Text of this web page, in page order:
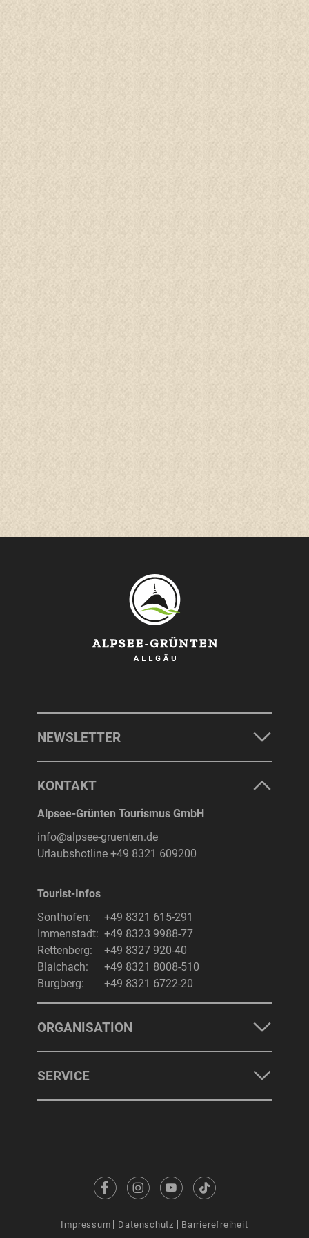
NEWSLETTER
KONTAKT
Alpsee-Grünten Tourismus GmbH
info@alpsee-gruenten.de
Urlaubshotline +49 8321 609200
Tourist-Infos
Sonthofen:
+49 8321 615-291
Immenstadt: +49 8323 9988-77
Rettenberg:
+49 8327 920-40
Blaichach:
+49 8321 8008-510
Burgberg:
+49 8321 6722-20
ORGANISATION
SERVICE
Impressum Datenschutz Barrierefreiheit